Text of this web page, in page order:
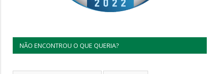
NÃO ENCONTROU O QUE QUERIA?